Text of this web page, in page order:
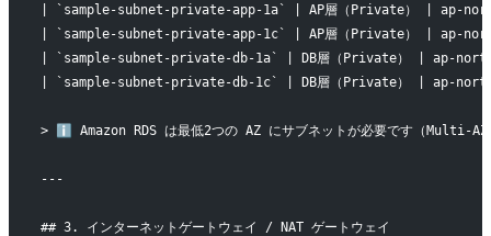
| `sample-subnet-private-app-1a` | AP層（Private） |
| `sample-subnet-private-app-1c` | AP層（Private） |
| `sample-subnet-private-db-1a` | DB層（Private） | ap-
| `sample-subnet-private-db-1c` | DB層（Private） | ap-
> ℹ️ Amazon RDS は最低2つの AZ にサブネットが必要です（Multi-AZ
---
## 3. インターネットゲートウェイ / NAT ゲートウェイ